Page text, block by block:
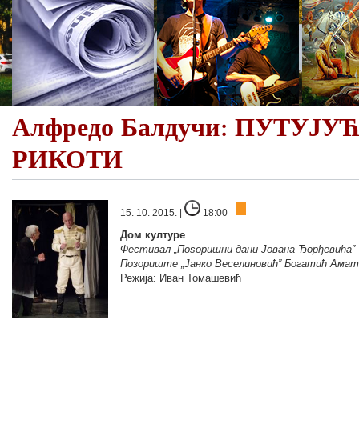
Алфредо Балдучи:
РИКОТИ
15. 10. 2015. | 18:00
Дом културе
Фестивал „Поѕоришни дани Јована Ђорђевића”
Позориште „Јанко Веселиновић” Богатић
Режија: Иван Томашевић